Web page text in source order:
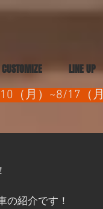
CUSTOMIZE LINE UP
（月）~8/17（
の紹介です！